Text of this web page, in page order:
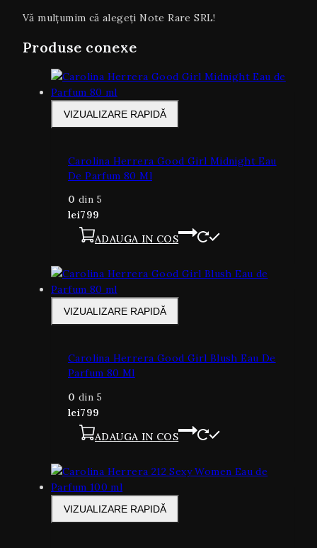
Vă mulțumim că alegeți Note Rare SRL!
Produse conexe
VIZUALIZARE RAPIDĂ
Carolina Herrera Good Girl Midnight Eau
De Parfum 80 Ml
0 din 5
lei799
ADAUGA IN COS
VIZUALIZARE RAPIDĂ
Carolina Herrera Good Girl Blush Eau De
Parfum 80 Ml
0 din 5
lei799
ADAUGA IN COS
VIZUALIZARE RAPIDĂ